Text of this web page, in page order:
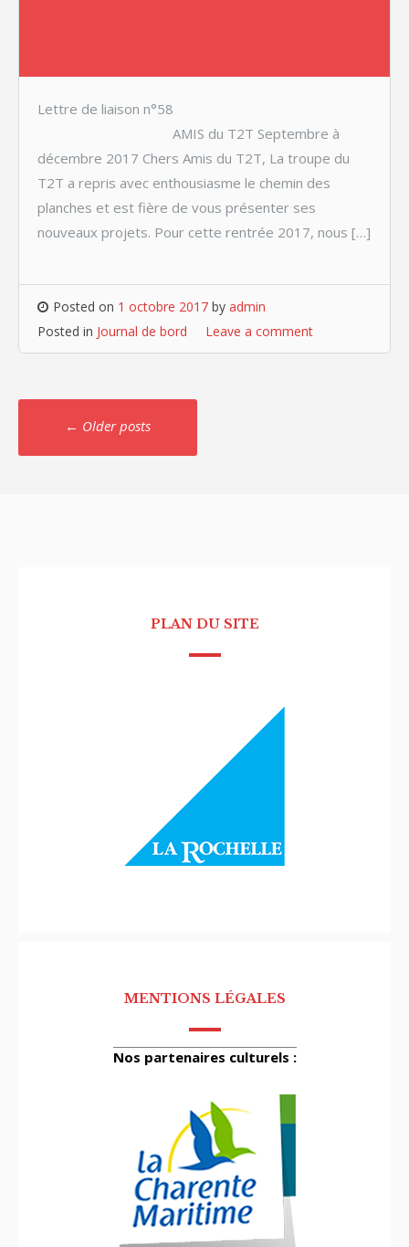
Lettre de liaison n°58
AMIS du T2T Septembre à
décembre 2017 Chers Amis du T2T, La troupe du
T2T a repris avec enthousiasme le chemin des
planches et est fière de vous présenter ses
nouveaux projets. Pour cette rentrée 2017, nous […]
Posted on 1 octobre 2017 by admin
Posted in Journal de bord Leave a comment
Posts
navigation
← Older posts
PLAN DU SITE
MENTIONS LÉGALES
Nos partenaires culturels :